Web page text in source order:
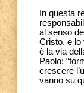
In questa
al senso
Cristo, e lo
è la via
Paolo:
crescere
vanno su